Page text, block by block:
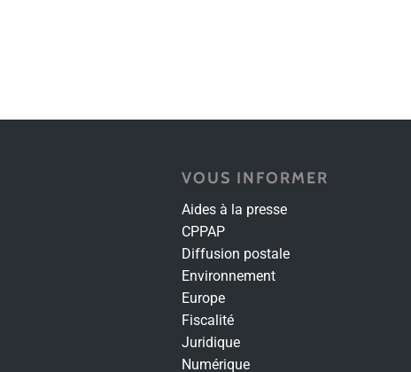
VOUS INFORMER
Aides à la presse
CPPAP
Diffusion postale
Environnement
Europe
Fiscalité
Juridique
Numérique